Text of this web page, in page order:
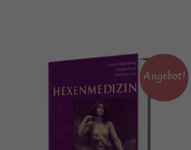
Angebot!